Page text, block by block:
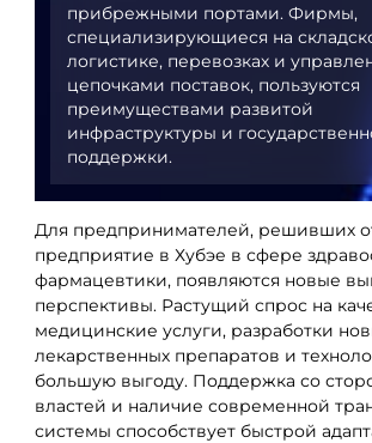
прибрежными портами. Фирмы,
специализирующиеся на
логистике, перевозках и
цепочками поставок, пользуются
преимуществами развитой
инфраструктуры и
поддержки.
Для предпринимателей, решивших
предприятие в Хубэе в сфере
фармацевтики, появляются новые
перспективы. Растущий спрос на
медицинские услуги, разработки
лекарственных препаратов и
большую выгоду. Поддержка со
властей и наличие современной
системы способствует быстрой